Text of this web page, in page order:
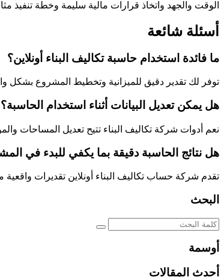
الوقت والجهد واتخاذ قرارات مالية سليمة وخطة تنفيذ
أسئلة شائعة
ما فائدة استخدام حاسبة تكاليف البناء أونلاين؟
توفر لك تقدير دقيق للميزانية وتخطيط المشروع بشكل
هل يمكن تعديل البيانات أثناء استخدام الحاسبة؟
نعم أدوات شركة تكاليف البناء تتيح تعديل المساحات
هل نتائج الحاسبة دقيقة بما يكفي للبدء في
تقدم شركة حساب تكاليف البناء أونلاين تقديرات
البحث
أوسمة
أحدث المقالات